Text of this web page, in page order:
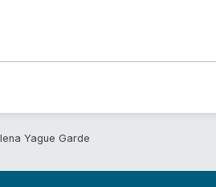
Yague Garde